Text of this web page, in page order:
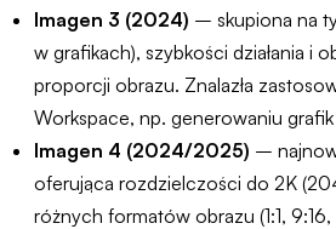
Imagen 3 (2024) – skupiona na
w grafikach), szybkości działania i
proporcji obrazu. Znalazła
Workspace, np. generowaniu
Imagen 4 (2024/2025) –
oferująca rozdzielczości do 2K
różnych formatów obrazu (1:1,